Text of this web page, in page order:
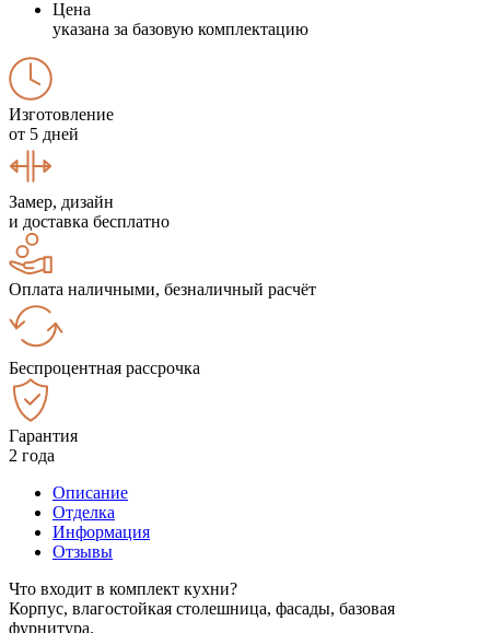
Цена
указана за базовую комплектацию
Изготовление
от 5 дней
Замер, дизайн
и доставка бесплатно
Оплата наличными, безналичный расчёт
Беспроцентная рассрочка
Гарантия
2 года
Описание
Отделка
Информация
Отзывы
Что входит в комплект кухни?
Корпус, влагостойкая столешница, фасады, базовая
фурнитура.